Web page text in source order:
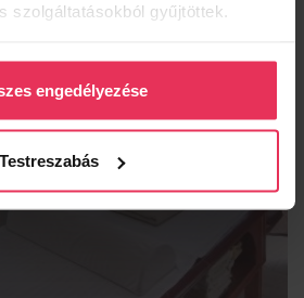
szolgáltatásokból gyűjtöttek.
engedélyezése
Testreszabás